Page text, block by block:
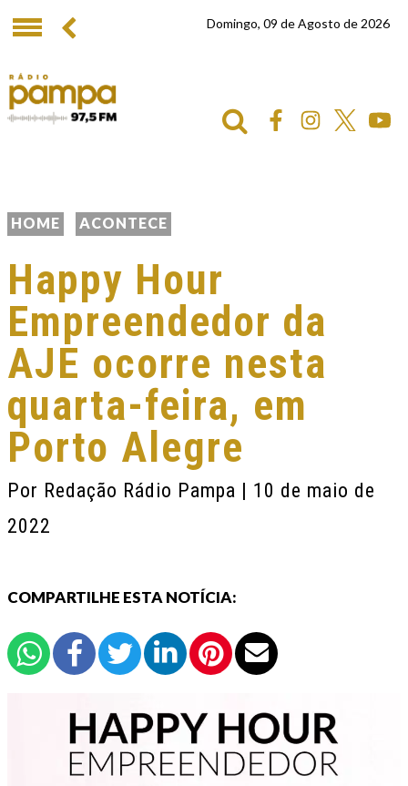
Domingo, 09 de Agosto de 2026
HOME ACONTECE
Happy Hour
Empreendedor da
AJE ocorre nesta
quarta-feira, em
Porto Alegre
Por Redação Rádio Pampa | 10 de maio de
2022
COMPARTILHE ESTA NOTÍCIA: